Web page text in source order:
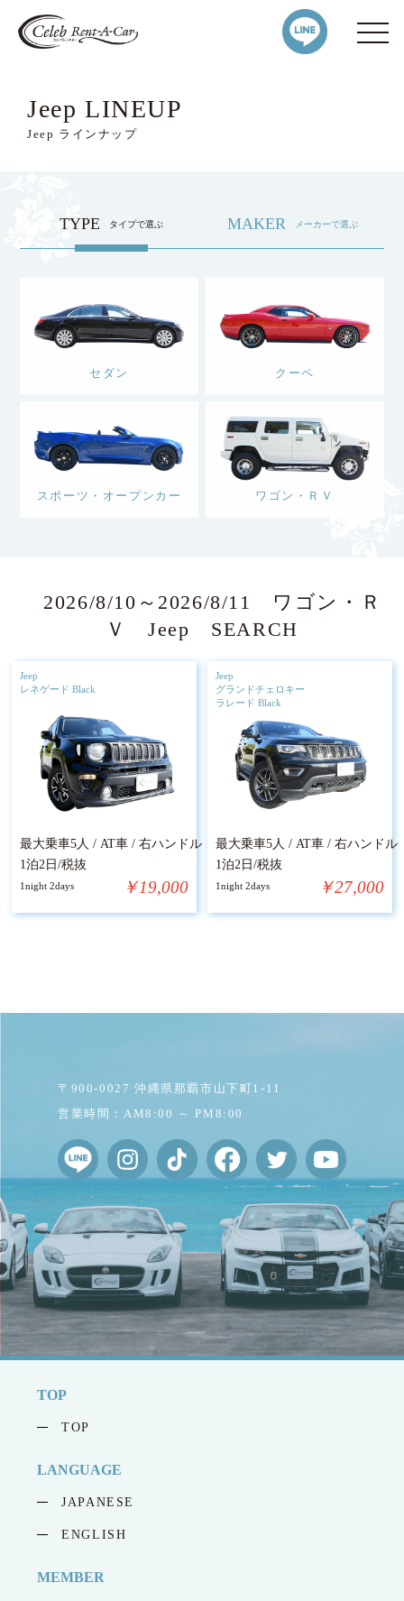
Jeep LINEUP
Jeep ラインナップ
TYPE タイプで選ぶ MAKER メーカーで選ぶ
セダン クーペ
スポーツ・オープンカー ワゴン・ＲＶ
2026/8/10～2026/8/11 ワゴン・Ｒ
Ｖ Jeep SEARCH
Jeep
レネゲード Black
最大乗車5人 / AT車 / 右ハンドル
1泊2日/税抜
1night 2days ￥19,000
Jeep
グランドチェロキー
ラレード Black
最大乗車5人 / AT車 / 右ハンドル
1泊2日/税抜
1night 2days ￥27,000
〒900-0027 沖縄県那覇市山下町1-11
営業時間：AM8:00 ～ PM8:00
TOP
TOP
LANGUAGE
JAPANESE
ENGLISH
MEMBER